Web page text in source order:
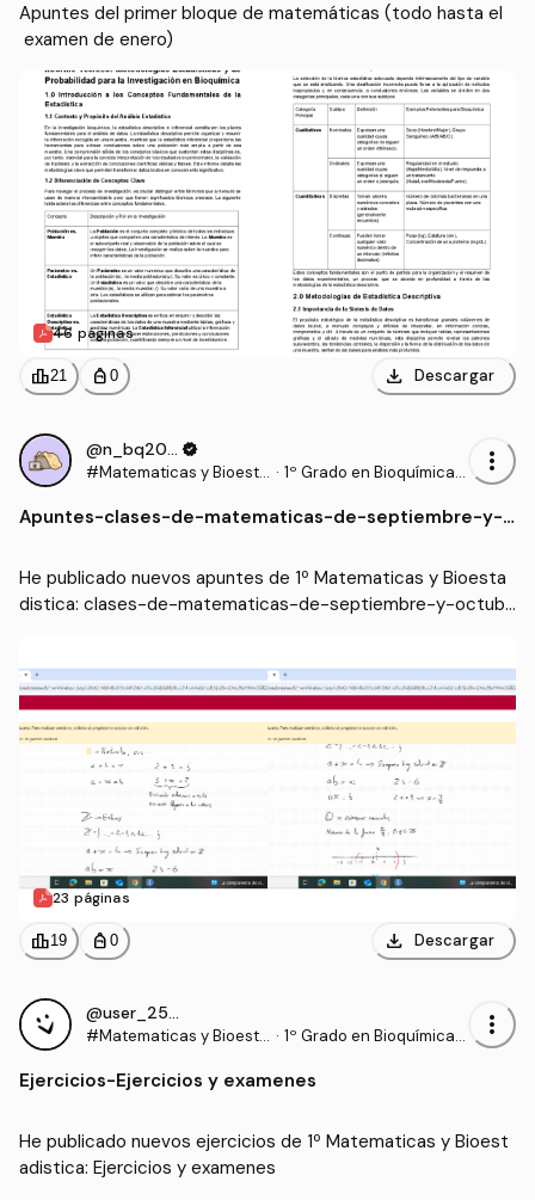
Apuntes del primer bloque de matemáticas (todo hasta el
examen de enero)
46 páginas
leaderboard21 personal_bag 0 download Descargar
@n_bq2006verified
#Matematicas y Bioesta · 1º Grado en Bioquímica
more_vert
Apuntes-clases-de-matematicas-de-septiembre-y-o
He publicado nuevos apuntes de 1º Matematicas y Bioesta
distica: clases-de-matematicas-de-septiembre-y-octubr
23 páginas
leaderboard19 personal_bag 0 download Descargar
@user_2559520
#Matematicas y Bioesta · 1º Grado en Bioquímica
more_vert
Ejercicios-Ejercicios y examenes
He publicado nuevos ejercicios de 1º Matematicas y Bioest
adistica: Ejercicios y examenes